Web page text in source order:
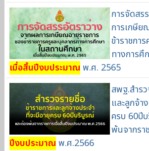
การจัดสร
การเกษีย
ข้าราชกา
ทางการศึ
เมื่อสิ้นปีงบประมาณ พ.ศ. 2565
สพฐ.สำรว
และลูกจ้า
ครบ 60ปี
พ้นจากรา
ปีงบประมาณ พ.ศ.2566